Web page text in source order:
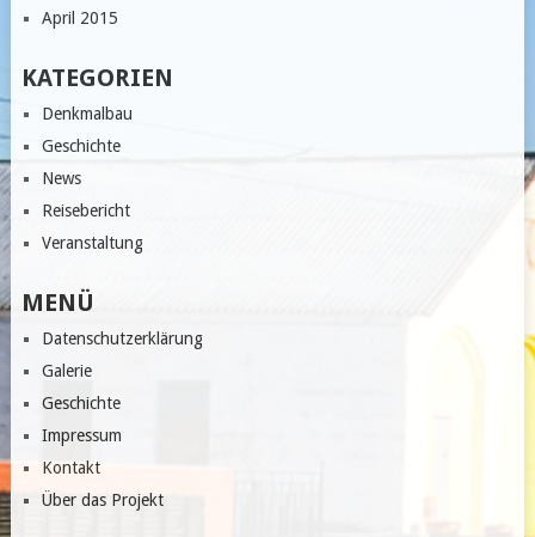
April 2015
KATEGORIEN
Denkmalbau
Geschichte
News
Reisebericht
Veranstaltung
MENÜ
Datenschutzerklärung
Galerie
Geschichte
Impressum
Kontakt
Über das Projekt